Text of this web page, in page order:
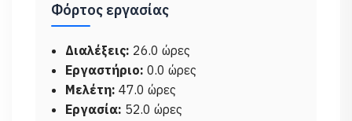
Φόρτος εργασίας
Διαλέξεις: 26.0 ώρες
Εργαστήριο: 0.0 ώρες
Μελέτη: 47.0 ώρες
Εργασία: 52.0 ώρες